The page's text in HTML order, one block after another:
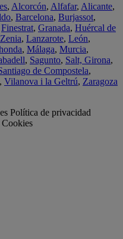
, Alcorcón, Alfafar, Alicante,
, Barcelona, Burjassot,
Finestrat, Granada, Huércal de
, Lanzarote, León,
, Málaga, Murcia,
, Sagunto, Salt, Girona,
de Compostela,
, Vilanova i la Geltrú, Zaragoza
Política de privacidad